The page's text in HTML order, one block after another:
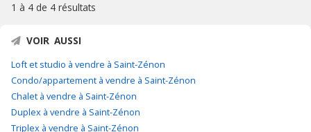
1 à 4 de 4 résultats
VOIR AUSSI
Loft et studio à vendre à Saint-Zénon
Condo/appartement à vendre à Saint-Zénon
Chalet à vendre à Saint-Zénon
Duplex à vendre à Saint-Zénon
Triplex à vendre à Saint-Zénon